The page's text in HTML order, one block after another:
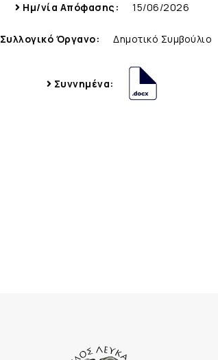
Ημ/νία Απόφασης: 15/06/2026
Συλλογικό Όργανο: Δημοτικό Συμβούλιο
Συννημένα: